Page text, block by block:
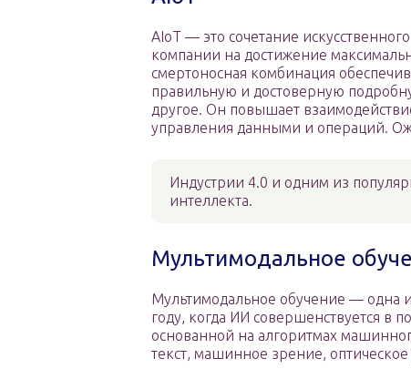
AIoT — это сочетание
компании на достижение
смертоносная комбинация
правильную и достоверную
другое. Он повышает
управления данными и операций.
Индустрии 4.0 и одним из
интеллекта.
Мультимодальное
Мультимодальное обучение — одна
году, когда ИИ совершенствуется в
основанной на алгоритмах
текст, машинное зрение,